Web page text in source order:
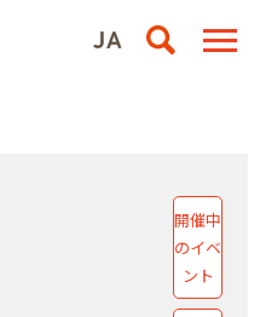
開催中
のイベ
ント